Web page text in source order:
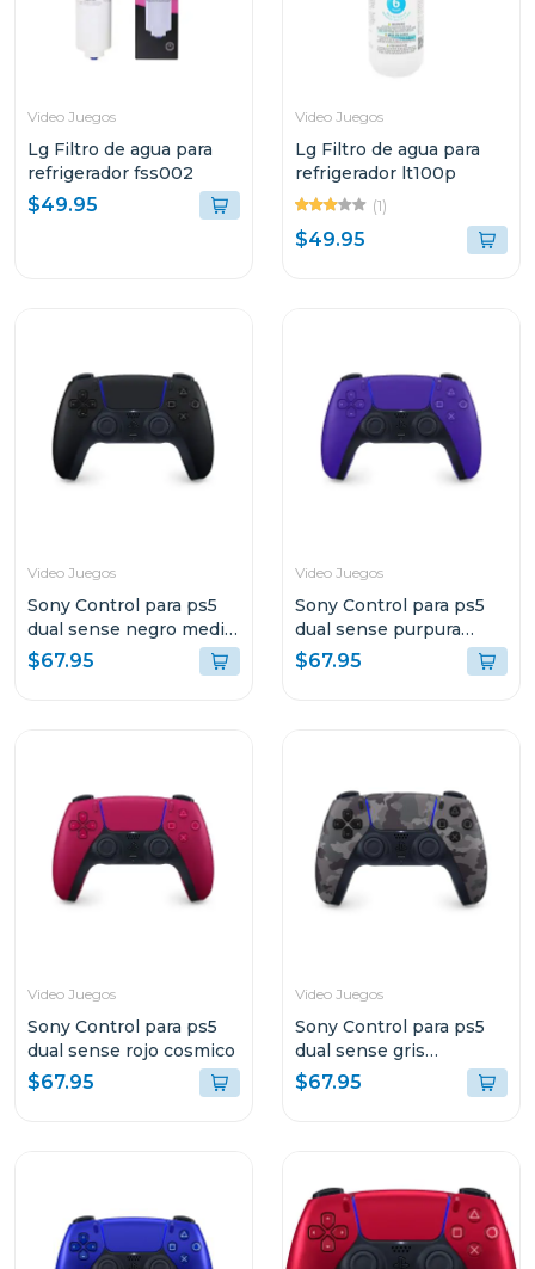
Video Juegos
Lg Filtro de agua para
refrigerador fss002
$49.95
Video Juegos
Lg Filtro de agua para
refrigerador lt100p
(1)
$49.95
Video Juegos
Sony Control para ps5
dual sense negro media
noche
$67.95
Video Juegos
Sony Control para ps5
dual sense purpura
galactico
$67.95
Video Juegos
Sony Control para ps5
dual sense rojo cosmico
$67.95
Video Juegos
Sony Control para ps5
dual sense gris
camuflaje
$67.95